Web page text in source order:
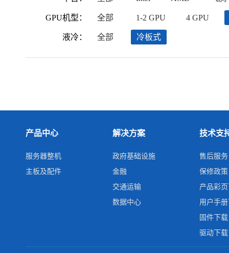
GPU机型：
液冷：
全部 1-2 GPU 4 GPU
全部 冷板式
产品中心
服务器整机
主板及配件
解决方案
政府基础设施
金融
交通运输
数据中心
技术支
售后服务
保修政策
产品彩
用户手
固件下载
驱动下载